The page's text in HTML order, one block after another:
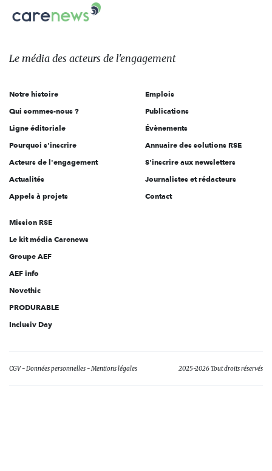
sur:
Carenews,
Le
des
l'engagement
Le média des acteurs de l'engagement
Notre histoire
Qui sommes-nous ?
Ligne éditoriale
Pourquoi s'inscrire
Acteurs de l'engagement
Actualités
Appels à projets
Emplois
Publications
Évènements
Annuaire des solutions RSE
S'inscrire aux newsletters
Journalistes et rédacteurs
Contact
Mission RSE
Le kit média Carenews
Groupe AEF
AEF info
Novethic
PRODURABLE
Inclusiv Day
CGV Données personnelles Mentions légales 2025-2026 Tout droits réservés